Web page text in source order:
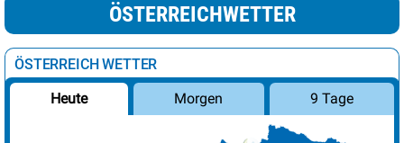
ÖSTERREICHWETTER
ÖSTERREICH WETTER
Heute Morgen 9 Tage